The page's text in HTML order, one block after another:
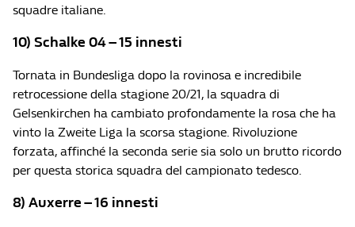
squadre italiane.
10) Schalke 04 – 15 innesti
Tornata in Bundesliga dopo la rovinosa e incredibile
retrocessione della stagione 20/21, la squadra di
Gelsenkirchen ha cambiato profondamente la rosa che ha
vinto la Zweite Liga la scorsa stagione. Rivoluzione
forzata, affinché la seconda serie sia solo un brutto ricordo
per questa storica squadra del campionato tedesco.
8) Auxerre – 16 innesti